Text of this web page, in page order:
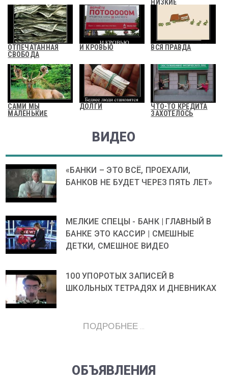
НИЗКИЕ
ОТПЕЧАТАННАЯ
СВОБОДА
И КРОВЬЮ ВСЯ ПРАВДА
САМИ МЫ
МАЛЕНЬКИЕ
ДОЛГИ
ЧТО-ТО КРЕДИТА
ЗАХОТЕЛОСЬ
ВИДЕО
«БАНКИ – ЭТО ВСЁ, ПРОЕХАЛИ,
БАНКОВ НЕ БУДЕТ ЧЕРЕЗ ПЯТЬ ЛЕТ»
МЕЛКИЕ СПЕЦЫ - БАНК | ГЛАВНЫЙ В
БАНКЕ ЭТО КАССИР | СМЕШНЫЕ
ДЕТКИ, СМЕШНОЕ ВИДЕО
100 УПОРОТЫХ ЗАПИСЕЙ В
ШКОЛЬНЫХ ТЕТРАДЯХ И ДНЕВНИКАХ
ПОДРОБНЕЕ ...
ОБЪЯВЛЕНИЯ